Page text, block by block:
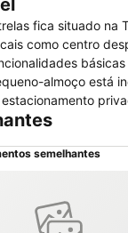
fica situado
como centro
almoço está
disponível 24
semelhantes